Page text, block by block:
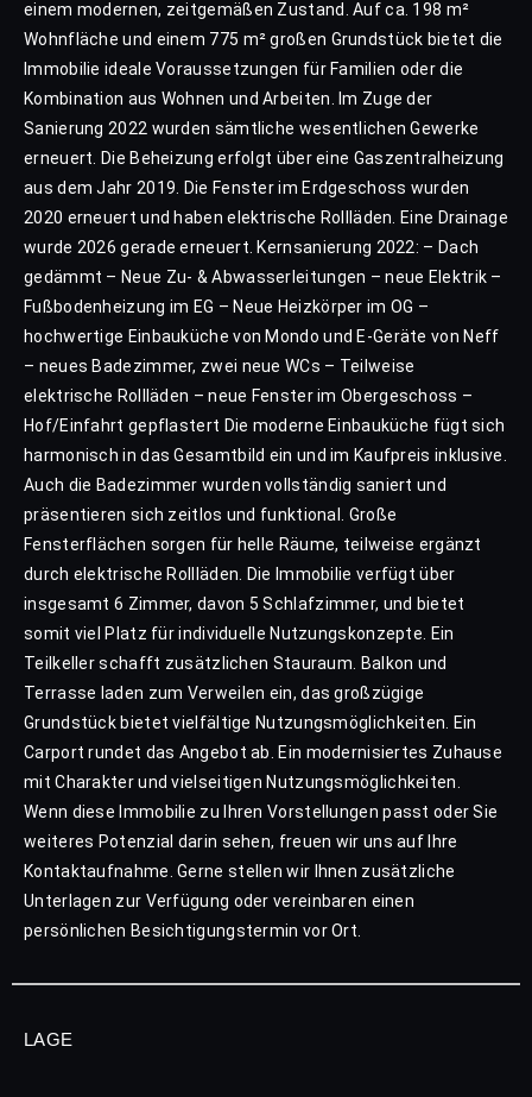
einem modernen, zeitgemäßen Zustand. Auf ca. 198 m²
Wohnfläche und einem 775 m² großen Grundstück bietet die
Immobilie ideale Voraussetzungen für Familien oder die
Kombination aus Wohnen und Arbeiten. Im Zuge der
Sanierung 2022 wurden sämtliche wesentlichen Gewerke
erneuert. Die Beheizung erfolgt über eine Gaszentralheizung
aus dem Jahr 2019. Die Fenster im Erdgeschoss wurden
2020 erneuert und haben elektrische Rollläden. Eine Drainage
wurde 2026 gerade erneuert. Kernsanierung 2022: – Dach
gedämmt – Neue Zu- & Abwasserleitungen – neue Elektrik –
Fußbodenheizung im EG – Neue Heizkörper im OG –
hochwertige Einbauküche von Mondo und E-Geräte von Neff
– neues Badezimmer, zwei neue WCs – Teilweise
elektrische Rollläden – neue Fenster im Obergeschoss –
Hof/Einfahrt gepflastert Die moderne Einbauküche fügt sich
harmonisch in das Gesamtbild ein und im Kaufpreis inklusive.
Auch die Badezimmer wurden vollständig saniert und
präsentieren sich zeitlos und funktional. Große
Fensterflächen sorgen für helle Räume, teilweise ergänzt
durch elektrische Rollläden. Die Immobilie verfügt über
insgesamt 6 Zimmer, davon 5 Schlafzimmer, und bietet
somit viel Platz für individuelle Nutzungskonzepte. Ein
Teilkeller schafft zusätzlichen Stauraum. Balkon und
Terrasse laden zum Verweilen ein, das großzügige
Grundstück bietet vielfältige Nutzungsmöglichkeiten. Ein
Carport rundet das Angebot ab. Ein modernisiertes Zuhause
mit Charakter und vielseitigen Nutzungsmöglichkeiten.
Wenn diese Immobilie zu Ihren Vorstellungen passt oder Sie
weiteres Potenzial darin sehen, freuen wir uns auf Ihre
Kontaktaufnahme. Gerne stellen wir Ihnen zusätzliche
Unterlagen zur Verfügung oder vereinbaren einen
persönlichen Besichtigungstermin vor Ort.
LAGE